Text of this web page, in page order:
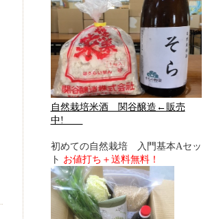
自然栽培米酒 関谷醸造←販売
中!
初めての自然栽培 入門基本Aセッ
ト お値打ち＋送料無料！